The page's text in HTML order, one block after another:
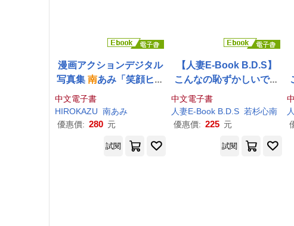
漫画アクションデジタル
写真集 南あみ「笑顔ヒロ
イン」 (電子書)
中文電子書
HIROKAZU 南あみ
優惠價: 280 元
【人妻E-Book B.D.S】
こんなの恥ずかしいです
若杉心 南
中文電子書
人妻E-Book B.D.S 若杉心南
優惠價: 225 元
試閱 試閱